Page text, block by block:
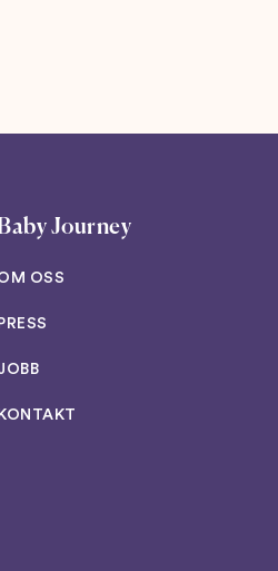
Journey
OSS
PRESS
KONTAKT